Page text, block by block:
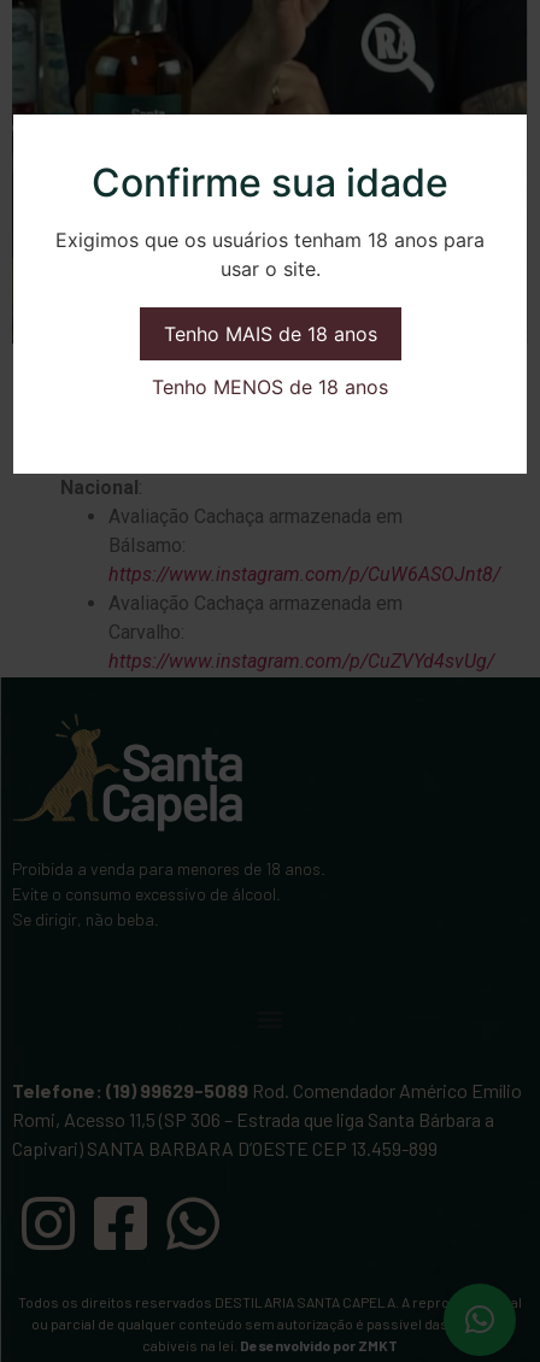
Confirme sua idade
Exigimos que os usuários tenham 18 anos para
usar o site.
Tenho MAIS de 18 anos
Tenho MENOS de 18 anos
Nacional :
Avaliação Cachaça armazenada em
Bálsamo:
https://www.instagram.com/p/CuW6ASOJnt8/
Avaliação Cachaça armazenada em
Carvalho:
https://www.instagram.com/p/CuZVYd4svUg/
Proibida a venda para menores de 18 anos.
Evite o consumo excessivo de álcool.
Se dirigir, não beba.
Telefone: (19) 99629-5089 Rod. Comendador Américo Emílio
Romi, Acesso 11,5 (SP 306 – Estrada que liga Santa Bárbara a
Capivari) SANTA BARBARA D’OESTE CEP 13.459-899
Todos os direitos reservados DESTILARIA SANTA CAPELA. A reprodução total
ou parcial de qualquer conteúdo sem autorização é passível das medidas
cabíveis na lei. Desenvolvido por ZMKT